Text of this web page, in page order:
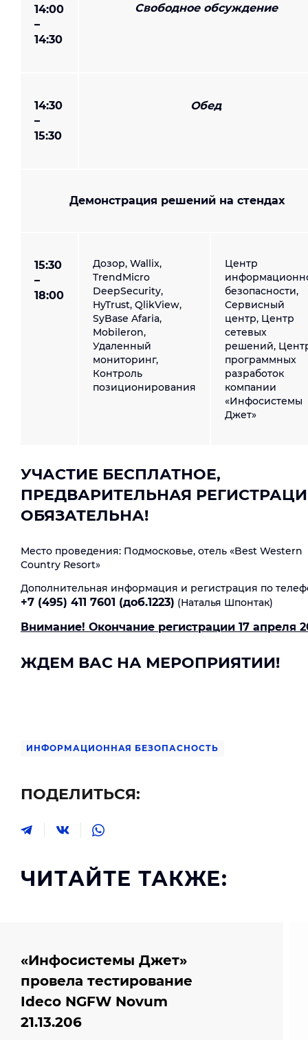
14:00
–
14:30
Свободное обсуждение
14:30
–
15:30
Обед
Демонстрация решений на стендах
15:30
–
18:00
Дозор, Wallix,
TrendMicro
DeepSecurity,
HyTrust, QlikView,
SyBase Afaria,
Mobileron,
Удаленный
мониторинг,
Контроль
позиционирования
Центр
безопасности,
Сервисный
центр, Центр
сетевых
решений,
программных
разработок
компании
«Инфосистемы
Джет»
УЧАСТИЕ БЕСПЛАТНОЕ,
ПРЕДВАРИТЕЛЬНАЯ
ОБЯЗАТЕЛЬНА!
Место проведения: Подмосковье, отель «Best Western
Country Resort»
Дополнительная информация и регистрация по
+7 (495) 411 7601 (доб.1223) (Наталья Шпонтак)
Внимание! Окончание регистрации 17 апреля
ЖДЕМ ВАС НА МЕРОПРИЯТИИ!
ИНФОРМАЦИОННАЯ БЕЗОПАСНОСТЬ
ПОДЕЛИТЬСЯ:
ЧИТАЙТЕ ТАКЖЕ:
«Инфосистемы Джет»
провела тестирование
Ideco NGFW Novum
21.13.206